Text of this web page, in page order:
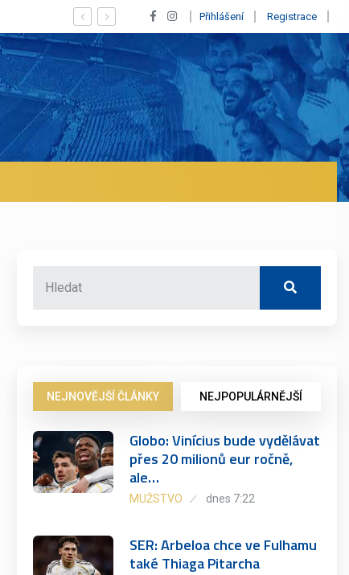
Vypískaný Vinícius! Blíží se jeho odchod z
Přihlášení Registrace
NEJNOVĚJŠÍ ČLÁNKY NEJPOPULÁRNĚJŠÍ
Globo: Vinícius bude vydělávat
přes 20 milionů eur ročně,
ale…
MUŽSTVO dnes 7:22
SER: Arbeloa chce ve Fulhamu
také Thiaga Pitarcha